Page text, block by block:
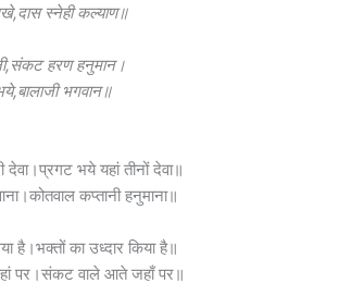
स्नेही कल्याण॥
हरण हनुमान।
भगवान॥
देवा।प्रगट भये यहां तीनों देवा॥
कप्तानी हनुमाना॥
है।भक्तों का उध्दार किया है॥
पर।संकट वाले आते जहाँ पर॥